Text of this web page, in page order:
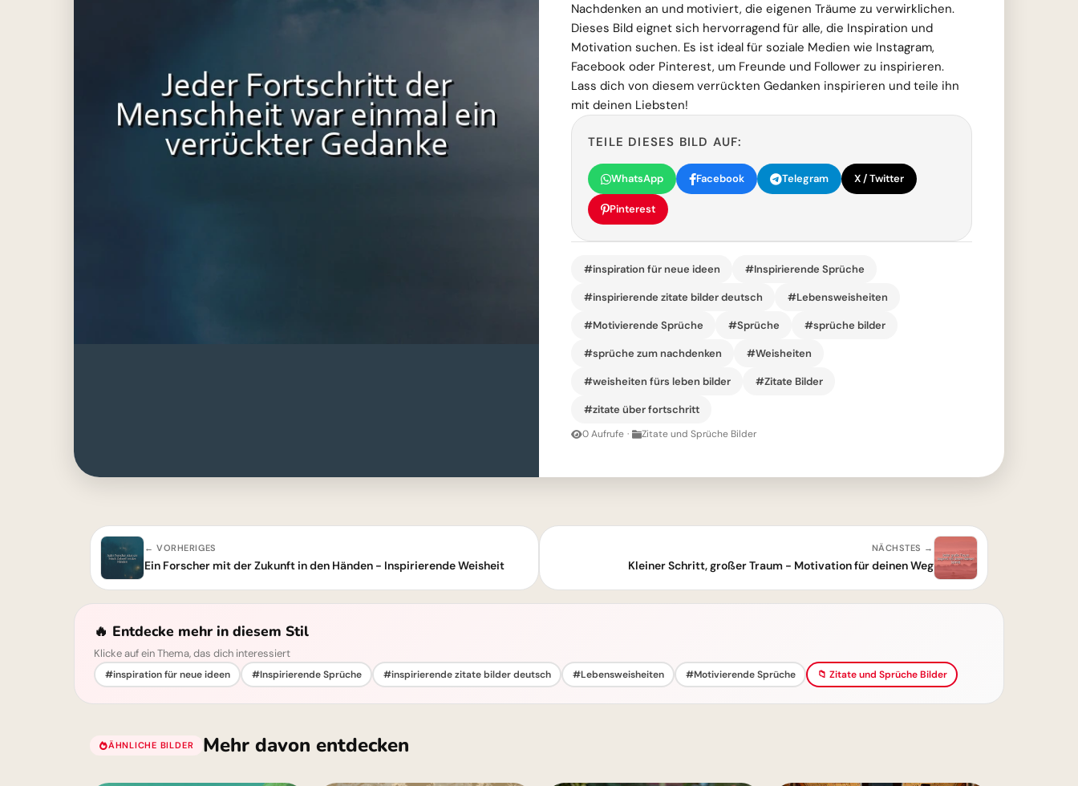
Nachdenken an und motiviert, die eigenen Träume zu verwirklichen.
Dieses Bild eignet sich hervorragend für alle, die Inspiration und
Motivation suchen. Es ist ideal für soziale Medien wie Instagram,
Facebook oder Pinterest, um Freunde und Follower zu inspirieren.
Lass dich von diesem verrückten Gedanken inspirieren und teile ihn
mit deinen Liebsten!
TEILE DIESES BILD AUF:
WhatsApp Facebook Telegram X / Twitter
Pinterest
#inspiration für neue ideen #Inspirierende Sprüche
#inspirierende zitate bilder deutsch #Lebensweisheiten
#Motivierende Sprüche #Sprüche #sprüche bilder
#sprüche zum nachdenken #Weisheiten
#weisheiten fürs leben bilder #Zitate Bilder
#zitate über fortschritt
0 Aufrufe · Zitate und Sprüche Bilder
← VORHERIGES
Ein Forscher mit der Zukunft in den Händen - Inspirierende Weisheit
NÄCHSTES →
Kleiner Schritt, großer Traum - Motivation für deinen Weg
🔥 Entdecke mehr in diesem Stil
Klicke auf ein Thema, das dich interessiert
#inspiration für neue ideen #Inspirierende Sprüche #inspirierende zitate bilder deutsch #Lebensweisheiten #Motivierende Sprüche 📁 Zitate und Sprüche Bilder
ÄHNLICHE BILDER Mehr davon entdecken